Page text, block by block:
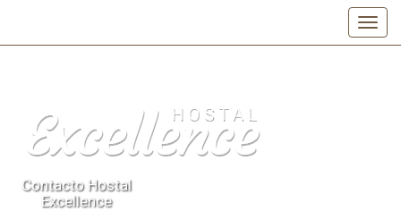
Contacto Hostal
Excellence